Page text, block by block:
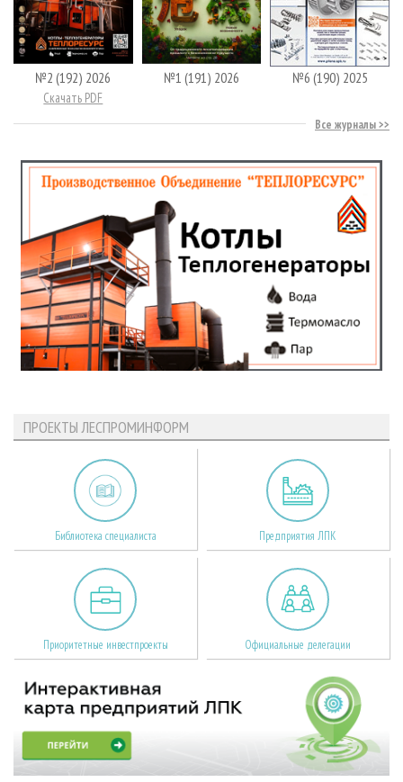
№2 (192) 2026
Скачать PDF
№1 (191) 2026 №6 (190) 2025
Все журналы
ПРОЕКТЫ ЛЕСПРОМИНФОРМ
Библиотека специалиста Предприятия ЛПК
Приоритетные инвестпроекты Официальные делегации